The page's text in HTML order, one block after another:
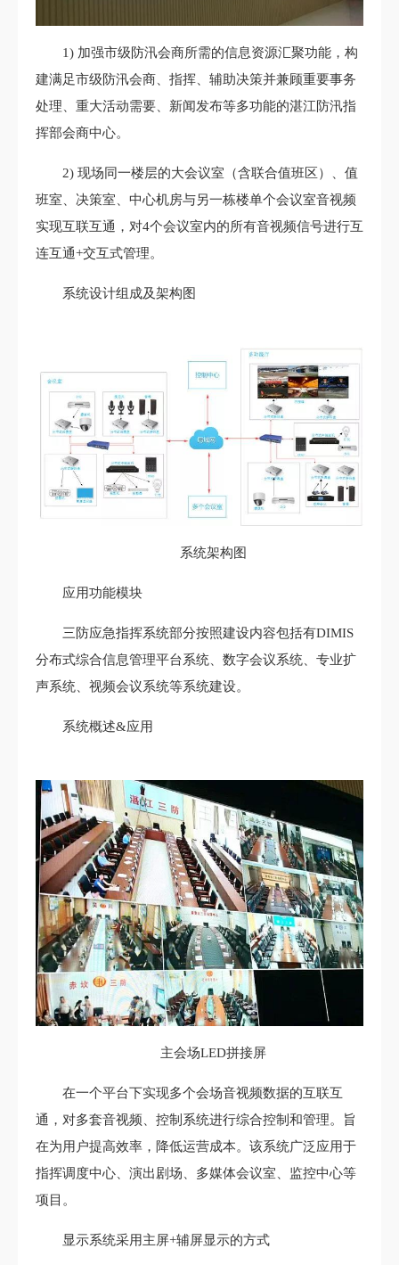
1) 加强市级防汛会商所需的信息资源汇聚功能，构
建满足市级防汛会商、指挥、辅助决策并兼顾重要事务
处理、重大活动需要、新闻发布等多功能的湛江防汛指
挥部会商中心。
2) 现场同一楼层的大会议室（含联合值班区）、值
班室、决策室、中心机房与另一栋楼单个会议室音视频
实现互联互通，对4个会议室内的所有音视频信号进行互
连互通+交互式管理。
系统设计组成及架构图
系统架构图
应用功能模块
三防应急指挥系统部分按照建设内容包括有DIMIS
分布式综合信息管理平台系统、数字会议系统、专业扩
声系统、视频会议系统等系统建设。
系统概述&应用
主会场LED拼接屏
在一个平台下实现多个会场音视频数据的互联互
通，对多套音视频、控制系统进行综合控制和管理。旨
在为用户提高效率，降低运营成本。该系统广泛应用于
指挥调度中心、演出剧场、多媒体会议室、监控中心等
项目。
显示系统采用主屏+辅屏显示的方式